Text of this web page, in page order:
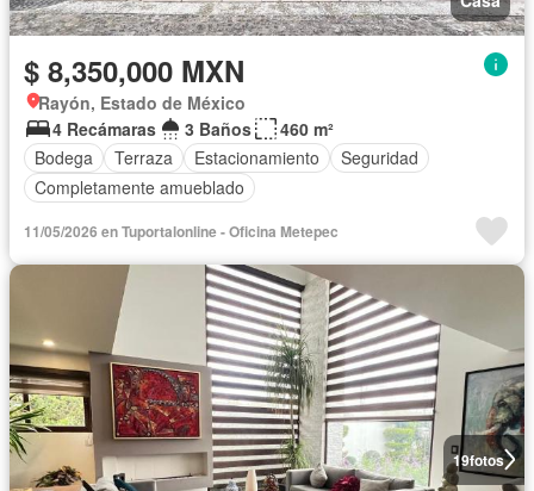
$ 8,350,000 MXN
Rayón, Estado de México
4 Recámaras
3 Baños
460 m²
Bodega
Terraza Estacionamiento
Seguridad
Completamente amueblado
11/05/2026 en Tuportalonline - Oficina Metepec
19fotos